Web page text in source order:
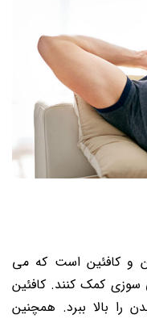
و کافئین است که می
سوزی کمک کنند. کافئین
را بالا ببرد. همچنین